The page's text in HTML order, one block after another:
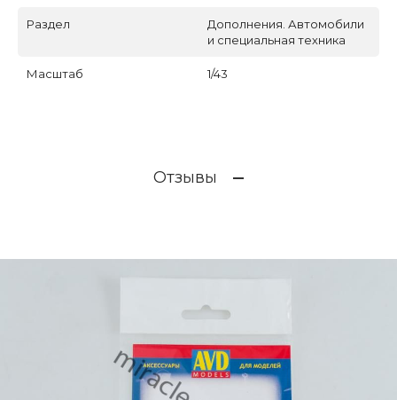
Раздел
Дополнения. Автомобили
и специальная техника
Масштаб 1/43
Отзывы